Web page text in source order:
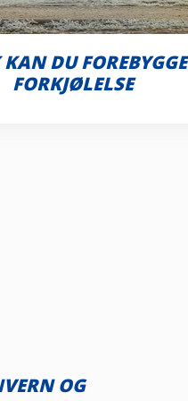
DU FOREBYGGE
FORKJØLELSE
OG